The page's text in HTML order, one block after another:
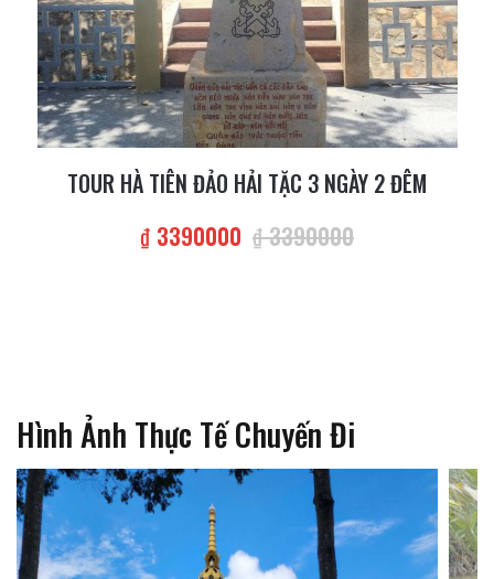
TOUR HÀ TIÊN ĐẢO HẢI TẶC 3 NGÀY 2 ĐÊM
₫ 3390000 ₫ 3390000
Hình Ảnh Thực Tế Chuyến Đi